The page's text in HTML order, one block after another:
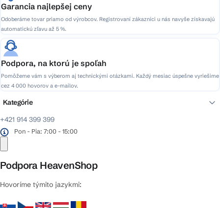
Garancia najlepšej ceny
Odoberáme tovar priamo od výrobcov. Registrovaní zákazníci u nás navyše získavajú
automatickú zľavu až 5 %.
Podpora, na ktorú je spoľah
Pomôžeme vám s výberom aj technickými otázkami. Každý mesiac úspešne vyriešime
cez 4 000 hovorov a e-mailov.
+421 914 399 399
Pon - Pia: 7:00 - 15:00
Podpora HeavenShop
Hovoríme týmito jazykmi:
Kategórie